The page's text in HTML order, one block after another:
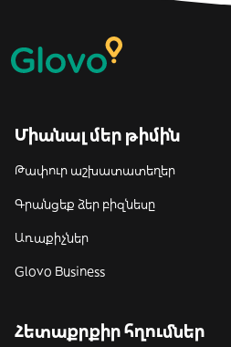
Միանալ մեր թիմին
Թափուր աշխատատեղեր
Գրանցեք ձեր բիզնեսը
Առաքիչներ
Glovo Business
Հետաքրքիր հղումներ